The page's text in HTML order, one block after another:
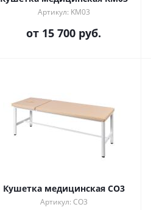
Артикул: KM03
от 15 700 руб.
Кушетка медицинская CO3
Артикул: CO3